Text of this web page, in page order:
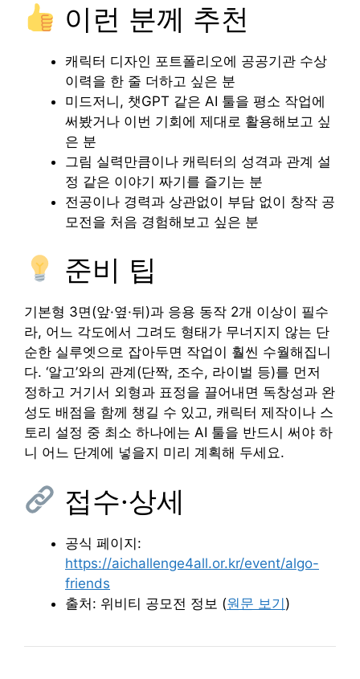
이런 분께 추천
캐릭터 디자인 포트폴리오에 공공기관 수상
이력을 한 줄 더하고 싶은 분
미드저니, 챗GPT 같은 AI 툴을 평소 작업에
써봤거나 이번 기회에 제대로 활용해보고 싶
은 분
그림 실력만큼이나 캐릭터의 성격과 관계 설
정 같은 이야기 짜기를 즐기는 분
전공이나 경력과 상관없이 부담 없이 창작 공
모전을 처음 경험해보고 싶은 분
준비 팁
기본형 3면(앞·옆·뒤)과 응용 동작 2개 이상이 필수
라, 어느 각도에서 그려도 형태가 무너지지 않는 단
순한 실루엣으로 잡아두면 작업이 훨씬 수월해집니
다. ‘알고’와의 관계(단짝, 조수, 라이벌 등)를 먼저
정하고 거기서 외형과 표정을 끌어내면 독창성과 완
성도 배점을 함께 챙길 수 있고, 캐릭터 제작이나 스
토리 설정 중 최소 하나에는 AI 툴을 반드시 써야 하
니 어느 단계에 넣을지 미리 계획해 두세요.
접수·상세
공식 페이지:
https://aichallenge4all.or.kr/event/algo-
friends
출처: 위비티 공모전 정보 (원문 보기)